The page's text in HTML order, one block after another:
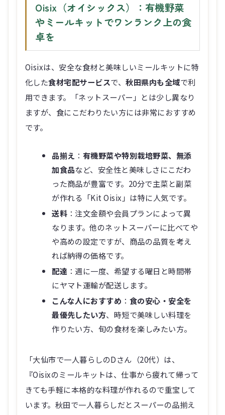
Oisix（オイシックス）：有機野菜
やミールキットでワンランク上の食
卓を
Oisixは、安全な食材と美味しいミールキットに特
化した食材宅配サービスで、秋田県内も全域で利
用できます。「ネットスーパー」とは少し異なり
ますが、食にこだわりたい方には非常におすすめ
です。
品揃え ： 有機野菜や特別栽培野菜、無添
加食品など、安全性と美味しさにこだわ
った商品が豊富です。20分で主菜と副菜
が作れる「Kit Oisix」は特に人気です。
送料 ：注文金額や会員プランによって異
なります。他のネットスーパーに比べてや
や高めの設定ですが、商品の品質を考え
れば納得の価格です。
配達 ：週に一度、希望する曜日と時間帯
にヤマト運輸が配送します。
こんな人におすすめ ： 食の安心・安全を
最優先したい方、時短で美味しい料理を
作りたい方、旬の食材を楽しみたい方。
「大仙市で一人暮らしのDさん（20代）は、
『Oisixのミールキットは、仕事から疲れて帰って
きても手軽に本格的な料理が作れるので重宝して
います。秋田で一人暮らしだとスーパーの品揃え